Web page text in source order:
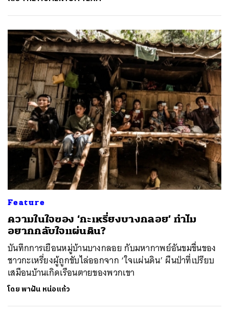
Feature
ความในใจของ ‘กะเหรี่ยงบางกลอย’ ทำไม
อยากกลับใจแผ่นดิน?
บันทึกการเยือนหมู่บ้านบางกลอย กับมหากาพย์อันขมขื่นของ
ชาวกะเหรี่ยงผู้ถูกขับไล่ออกจาก ‘ใจแผ่นดิน’ ผืนป่าที่เปรียบ
เสมือนบ้านเกิดเรือนตายของพวกเขา
โดยพาฝัน หน่อแก้ว